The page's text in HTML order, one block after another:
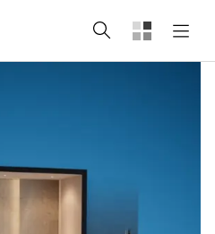
Keresés